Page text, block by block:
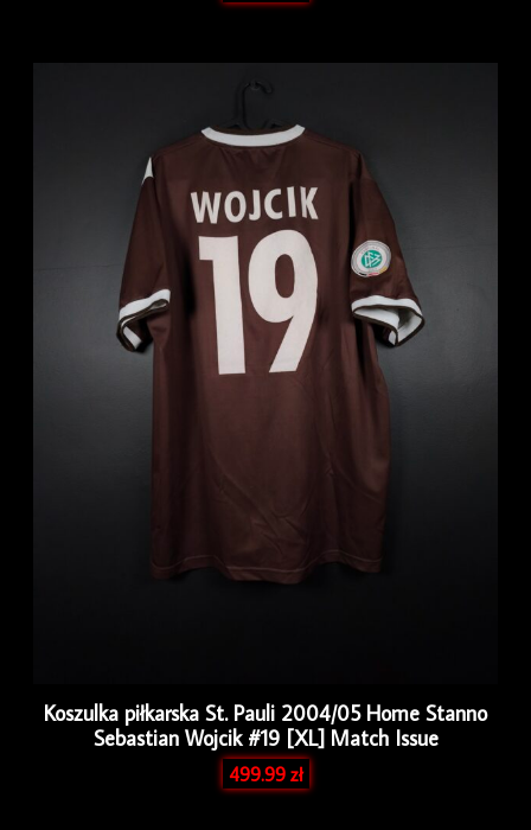
Koszulka piłkarska St. Pauli 2004/05 Home Stanno
Sebastian Wojcik #19 [XL] Match Issue
499.99zł